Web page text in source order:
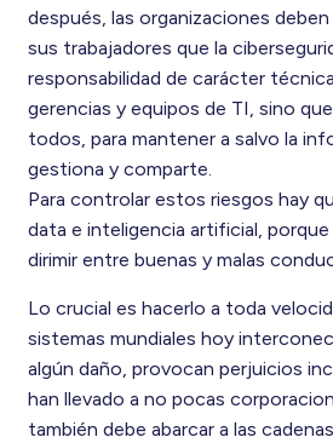
después, las organizaciones
sus trabajadores que la
responsabilidad de carácter
gerencias y equipos de TI, sino
todos, para mantener a salvo la
gestiona y comparte.
Para controlar estos riesgos hay
data e inteligencia artificial,
dirimir entre buenas y malas
Lo crucial es hacerlo a toda
sistemas mundiales hoy
algún daño, provocan perjuicios
han llevado a no pocas
también debe abarcar a las